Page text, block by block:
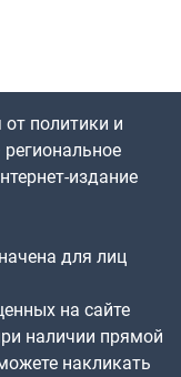
политики и
издание
для лиц
на сайте
наличии прямой
накликать